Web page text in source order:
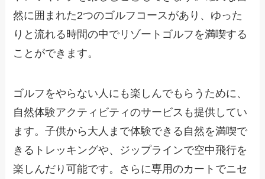
然に囲まれた2つのゴルフコースがあり、ゆった
りと流れる時間の中でリゾートゴルフを満喫する
ことができます。
ゴルフをやらない人にも楽しんでもらうために、
自然体験アクティビティのサービスも提供してい
ます。子供から大人まで体験できる自然を満喫で
きるトレッキングや、ジップラインで空中飛行を
楽しんだり可能です。さらに専用のカートでニセ